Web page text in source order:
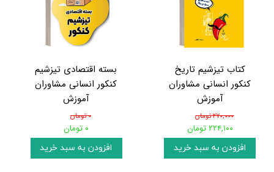
کتاب تیزشیم تاریخ
کنکور انسانی مشاوران
آموزش
۲۷۰,۰۰۰ تومان
۲۲۴,۱۰۰ تومان
افزودن به سبد خرید
بسته اقتصادی تیزشیم
کنکور انسانی مشاوران
آموزش
۰ تومان
۰ تومان
افزودن به سبد خرید